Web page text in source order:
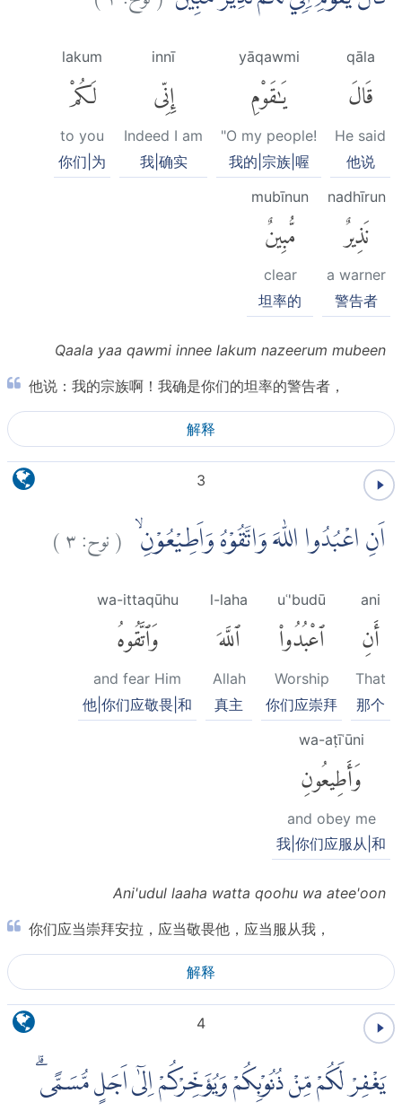
qāla
قَالَ
He said
他说
yāqawmi
يَٰقَوْمِ
"O my people!
我的|宗族|喔
innī
إِنِّى
Indeed I am
我|确实
lakum
لَكُمْ
to you
你们|为
nadhīrun
نَذِيرٌ
a warner
警告者
mubīnun
مُّبِينٌ
clear
坦率的
Qaala yaa qawmi innee lakum nazeerum mubeen
他说：我的宗族啊！我确是你们的坦率的警告者，
解释
3
اَنِ اعْبُدُوا اللّٰهَ وَاتَّقُوْهُ وَاَطِيْعُوْنِۙ (نوح:٣)
ani
أَنِ
That
那个
uʿ'budū
ٱعْبُدُوا۟
Worship
你们应崇拜
l-laha
ٱللَّهَ
Allah
真主
wa-ittaqūhu
وَٱتَّقُوهُ
and fear Him
他|你们应敬畏|和
wa-aṭīʿūni
وَأَطِيعُونِ
and obey me
我|你们应服从|和
Ani'udul laaha watta qoohu wa atee'oon
你们应当崇拜安拉，应当敬畏他，应当服从我，
解释
4
يَغْفِرْ لَكُمْ مِّنْ ذُنُوْبِكُمْ وَيُؤَخِّرْكُمْ اِلٰٓى اَجَلٍ مُّسَمًّىۗ